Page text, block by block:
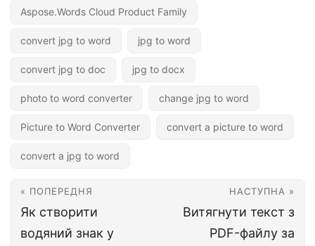
Aspose.Words Cloud Product Family
convert jpg to word jpg to word
convert jpg to doc jpg to docx
photo to word converter change jpg to word
Picture to Word Converter convert a picture to word
convert a jpg to word
« ПОПЕРЕДНЯ
Як створити
водяний знак у
НАСТУПНА »
Витягнути текст з
PDF-файлу за